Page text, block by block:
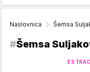
Naslovnica Šemsa
#Šemsa